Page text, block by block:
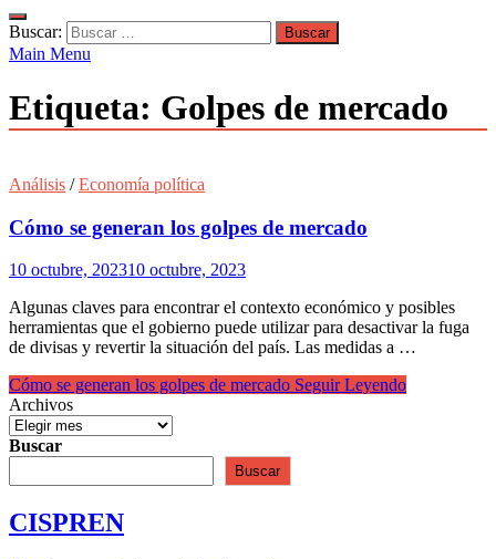
Buscar:
Main Menu
Etiqueta: Golpes de mercado
Análisis /Economía política
Cómo se generan los golpes de mercado
10 octubre, 202310 octubre, 2023
Algunas claves para encontrar el contexto económico y posibles
herramientas que el gobierno puede utilizar para desactivar la fuga
de divisas y revertir la situación del país. Las medidas a …
Cómo se generan los golpes de mercado Seguir Leyendo
Archivos
Buscar
Buscar
CISPREN